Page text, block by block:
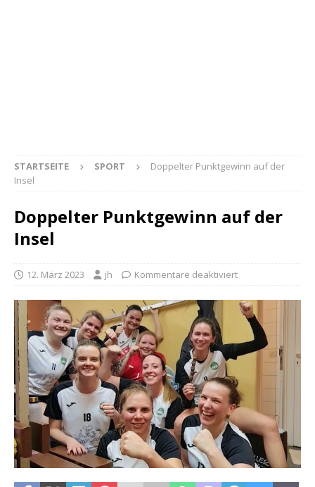
STARTSEITE SPORT
Doppelter Punktgewinn auf der
Insel
Doppelter Punktgewinn auf der
Insel
12. März 2023 jh Kommentare deaktiviert